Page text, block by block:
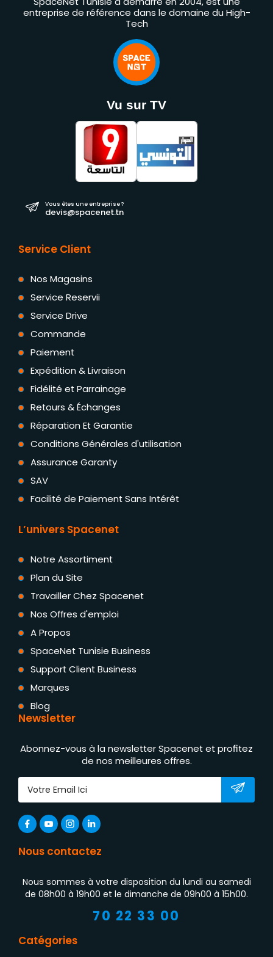
entreprise de référence dans le domaine du High-
Tech
Vu sur TV
Vous êtes une entreprise ?
devis@spacenet.tn
Service Client
Nos Magasins
Service Reservii
Service Drive
Commande
Paiement
Expédition & Livraison
Fidélité et Parrainage
Retours & Échanges
Réparation Et Garantie
Conditions Générales d'utilisation
Assurance Garanty
SAV
Facilité de Paiement Sans Intérêt
L’univers Spacenet
Notre Assortiment
Plan du Site
Travailler Chez Spacenet
Nos Offres d'emploi
A Propos
SpaceNet Tunisie Business
Support Client Business
Marques
Blog
Newsletter
Abonnez-vous à la newsletter Spacenet et profitez
de nos meilleures offres.
Nous contactez
Nous sommes à votre disposition du lundi au samedi
de 08h00 à 19h00 et le dimanche de 09h00 à 15h00.
70 22 33 00
Catégories